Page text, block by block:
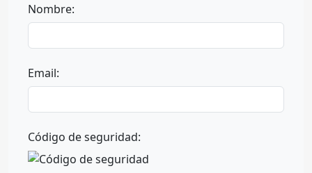
Nombre:
Email:
Código de seguridad: